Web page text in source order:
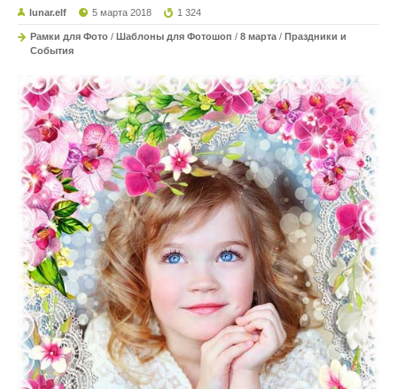
lunar.elf 5 марта 2018 1 324
Рамки для Фото / Шаблоны для Фотошоп / 8 марта / Праздники и
События